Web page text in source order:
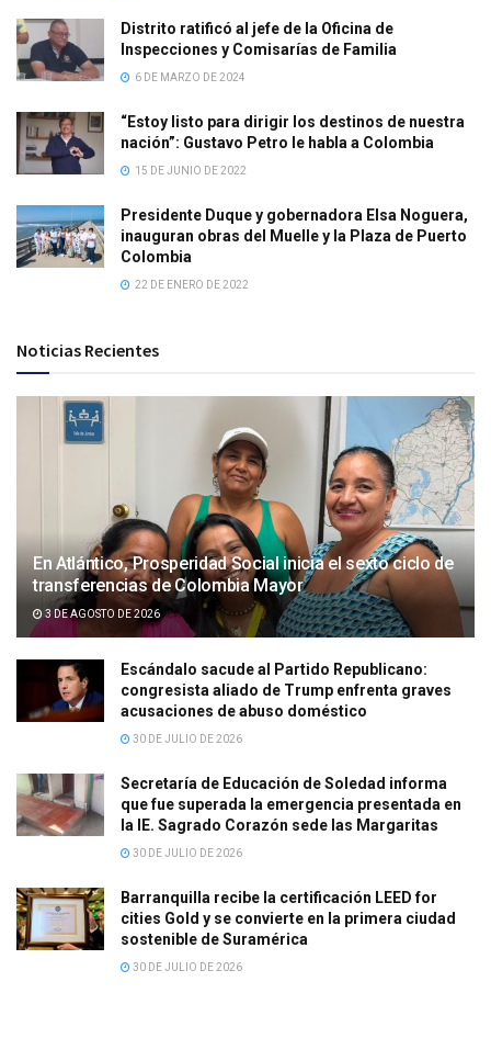
Distrito ratificó al jefe de la Oficina de
Inspecciones y Comisarías de Familia
6 DE MARZO DE 2024
“Estoy listo para dirigir los destinos de nuestra
nación”: Gustavo Petro le habla a Colombia
15 DE JUNIO DE 2022
Presidente Duque y gobernadora Elsa Noguera,
inauguran obras del Muelle y la Plaza de Puerto
Colombia
22 DE ENERO DE 2022
Noticias Recientes
En Atlántico, Prosperidad Social inicia el sexto ciclo de
transferencias de Colombia Mayor
3 DE AGOSTO DE 2026
Escándalo sacude al Partido Republicano:
congresista aliado de Trump enfrenta graves
acusaciones de abuso doméstico
30 DE JULIO DE 2026
Secretaría de Educación de Soledad informa
que fue superada la emergencia presentada en
la IE. Sagrado Corazón sede las Margaritas
30 DE JULIO DE 2026
Barranquilla recibe la certificación LEED for
cities Gold y se convierte en la primera ciudad
sostenible de Suramérica
30 DE JULIO DE 2026